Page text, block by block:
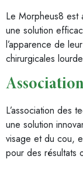
Le Morpheus8
une solution
l’apparence de
chirurgicales
L’association des
une solution
visage et du cou,
pour des résultats